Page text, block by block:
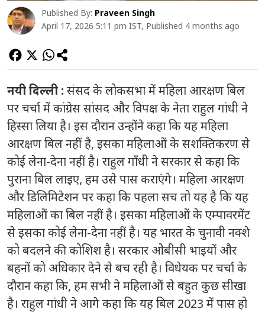
Published By: Praveen Singh
April 17, 2026 5:11 pm IST, Published 4 months ago
नयी दिल्ली : संसद के लोकसभा में महिला आरक्षण बिल
पर चर्चा में कांग्रेस सांसद और विपक्ष के नेता राहुल गांधी ने
हिस्सा लिया है। इस दौरान उन्होंने कहा कि यह महिला
आरक्षण बिल नहीं है, इसका महिलाओं के सशक्तिकरण से
कोई लेना-देना नहीं है। राहुल गाँधी ने सरकार से कहा कि
पुराना बिल लाइए, हम उसे पास कराएंगे। महिला आरक्षण
और डिलिमिटेशन पर कहा कि पहला सच तो यह है कि यह
महिलाओं का बिल नहीं है। इसका महिलाओं के एम्पावरमेंट
से इसका कोई लेना-देना नहीं है। यह भारत के चुनावी नक्शे
को बदलने की कोशिश है। सरकार ओबीसी भाइयों और
बहनों को अधिकार देने से बच रही है। विधेयक पर चर्चा के
दौरान कहा कि, हम सभी ने महिलाओं से बहुत कुछ सीखा
है। राहुल गांधी ने आगे कहा कि यह बिल 2023 में पास हो